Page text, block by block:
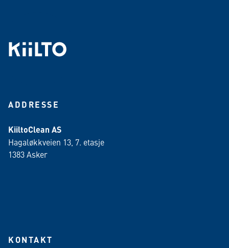
ADDRESSE
KiiltoClean AS
Hagaløkkveien 13, 7. etasje
1383 Asker
KONTAKT